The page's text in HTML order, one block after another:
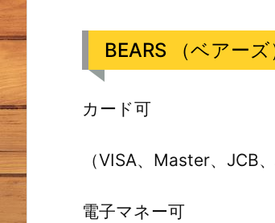
BEARS （ベアー
カード可
（VISA、Master、JCB、
電子マネー可